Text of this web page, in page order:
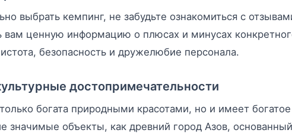
выбрать кемпинг, не забудьте ознакомиться с
вам ценную информацию о плюсах и минусах
безопасность и дружелюбие персонала.
достопримечательности
богата природными красотами, но и имеет
значимые объекты, как древний город Азов,